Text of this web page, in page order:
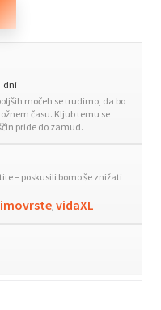
dni
močeh se trudimo, da bo
času. Kljub temu se
pride do zamud.
– poskusili bomo še znižati
, vidaXL